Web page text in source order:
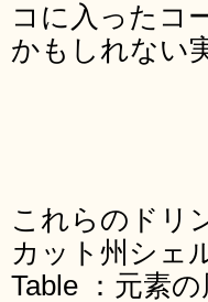
コに入ったコ
かもしれない
これらのドリ
カット州シェ
Table ：元素